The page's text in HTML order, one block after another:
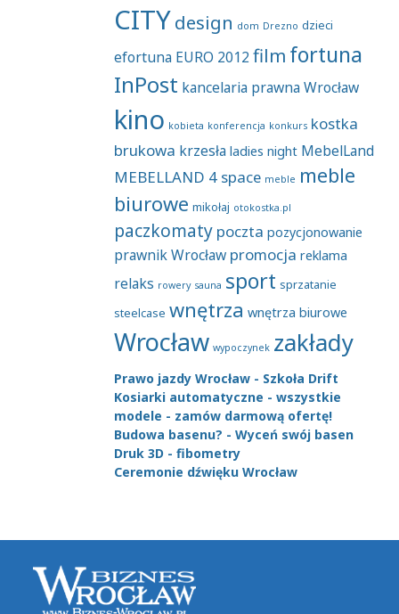
CITYdesign dom Drezno dzieci
efortuna EURO 2012film fortuna
InPost kancelaria prawna Wrocław
kino kobieta konferencja konkurs kostka
brukowa krzesła ladies night MebelLand
MEBELLAND 4 space meble meble
biurowe mikołaj otokostka.pl
paczkomaty poczta pozycjonowanie
prawnik Wrocław promocja reklama
relaks rowery sauna sport sprzatanie
steelcase wnętrza wnętrza biurowe
Wrocław wypoczynek zakłady
Prawo jazdy Wrocław - Szkoła Drift
Kosiarki automatyczne - wszystkie
modele - zamów darmową ofertę!
Budowa basenu? - Wyceń swój basen
Druk 3D - fibometry
Ceremonie dźwięku Wrocław